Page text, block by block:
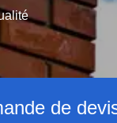
de